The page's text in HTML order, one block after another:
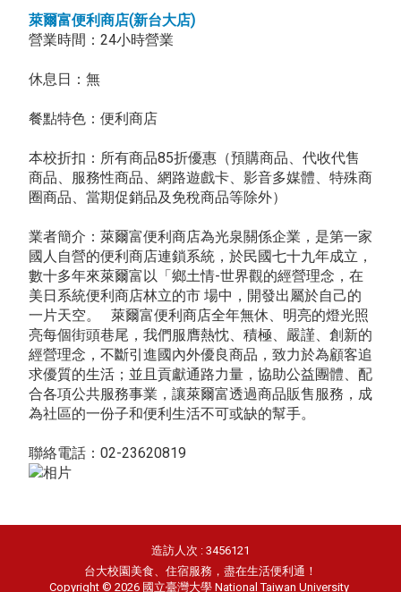
萊爾富便利商店(新台大店)
營業時間：24小時營業
休息日：無
餐點特色：便利商店
本校折扣：所有商品85折優惠（預購商品、代收代售
商品、服務性商品、網路遊戲卡、影音多媒體、特殊商
圈商品、當期促銷品及免稅商品等除外）
業者簡介：萊爾富便利商店為光泉關係企業，是第一家
國人自營的便利商店連鎖系統，於民國七十九年成立，
數十多年來萊爾富以「鄉土情-世界觀的經營理念，在
美日系統便利商店林立的市 場中，開發出屬於自己的
一片天空。 萊爾富便利商店全年無休、明亮的燈光照
亮每個街頭巷尾，我們服膺熱忱、積極、嚴謹、創新的
經營理念，不斷引進國內外優良商品，致力於為顧客追
求優質的生活；並且貢獻通路力量，協助公益團體、配
合各項公共服務事業，讓萊爾富透過商品販售服務，成
為社區的一份子和便利生活不可或缺的幫手。
聯絡電話：02-23620819
造訪人次 : 3456121
台大校園美食、住宿服務，盡在生活便利通！
Copyright © 2026 國立臺灣大學 National Taiwan University